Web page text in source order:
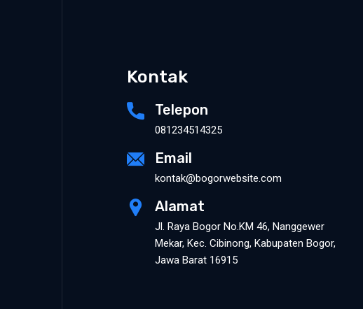
Kontak
Telepon
081234514325
Email
kontak@bogorwebsite.com
Alamat
Jl. Raya Bogor No.KM 46, Nanggewer
Mekar, Kec. Cibinong, Kabupaten Bogor,
Jawa Barat 16915